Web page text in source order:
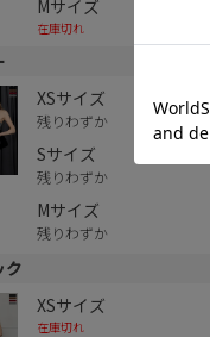
Mサイズ
在庫切れ
XSサイズ
残りわずか
Sサイズ
残りわずか
Mサイズ
残りわずか
ク
XSサイズ
在庫切れ